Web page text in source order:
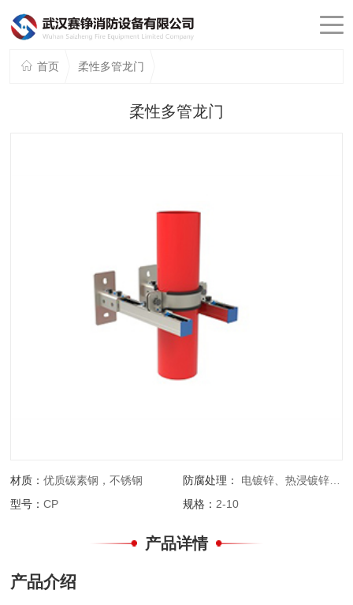
首页 柔性多管龙门
柔性多管龙门
材质：优质碳素钢，不锈钢 防腐处理：
电镀锌、热浸镀锌、锌铬涂层、环氧喷涂
型号：CP 规格： 2-10
产品详情
产品介绍